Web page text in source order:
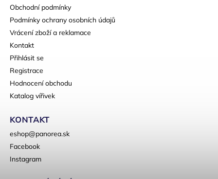
Obchodní podmínky
Podmínky ochrany osobních údajů
Vrácení zboží a reklamace
Kontakt
Přihlásit se
Registrace
Hodnocení obchodu
Katalog vířivek
KONTAKT
eshop@panorea.sk
Facebook
Instagram